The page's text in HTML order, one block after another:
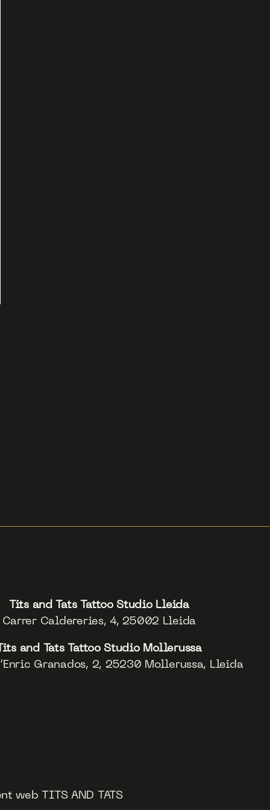
Tits and Tats Tattoo Studio Lleida
Carrer Caldereries, 4, 25002 Lleida
and Tats Tattoo Studio Mollerussa
Granados, 2, 25230 Mollerussa, Lleida
web TITS AND TATS